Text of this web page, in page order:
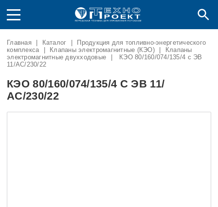
Главная Каталог
Продукция для топливно-энергетического
комплекса
Клапаны электромагнитные (КЭО)
Клапаны
электромагнитные двухходовые
КЭО 80/160/074/135/4 с ЭВ
11/АC/230/22
КЭО 80/160/074/135/4 С ЭВ 11/
АC/230/22